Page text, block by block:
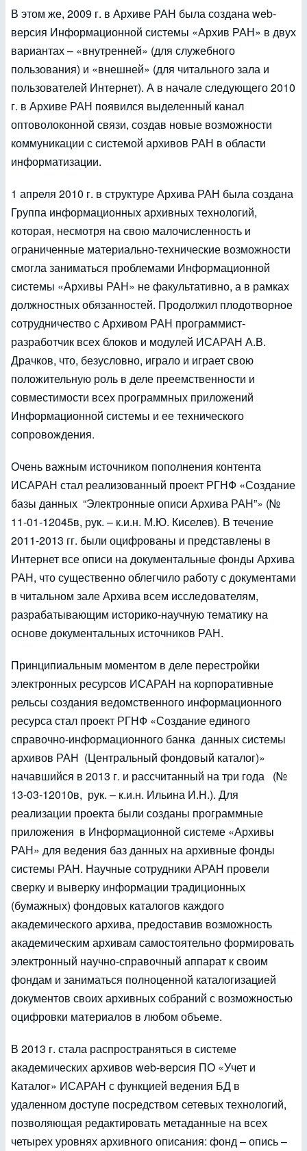
В этом же, 2009 г. в Архиве РАН была создана web-
версия Информационной системы «Архив РАН» в двух
вариантах – «внутренней» (для служебного
пользования) и «внешней» (для читального зала и
пользователей Интернет). А в начале следующего 2010
г. в Архиве РАН появился выделенный канал
оптоволоконной связи, создав новые возможности
коммуникации с системой архивов РАН в области
информатизации.
1 апреля 2010 г. в структуре Архива РАН была создана
Группа информационных архивных технологий,
которая, несмотря на свою малочисленность и
ограниченные материально-технические возможности
смогла заниматься проблемами Информационной
системы «Архивы РАН» не факультативно, а в рамках
должностных обязанностей. Продолжил плодотворное
сотрудничество с Архивом РАН программист-
разработчик всех блоков и модулей ИСАРАН А.В.
Драчков, что, безусловно, играло и играет свою
положительную роль в деле преемственности и
совместимости всех программных приложений
Информационной системы и ее технического
сопровождения.
Очень важным источником пополнения контента
ИСАРАН стал реализованный проект РГНФ «Создание
базы данных “Электронные описи Архива РАН”» (№
11-01-12045в, рук. – к.и.н. М.Ю. Киселев). В течение
2011-2013 гг. были оцифрованы и представлены в
Интернет все описи на документальные фонды Архива
РАН, что существенно облегчило работу с документами
в читальном зале Архива всем исследователям,
разрабатывающим историко-научную тематику на
основе документальных источников РАН.
Принципиальным моментом в деле перестройки
электронных ресурсов ИСАРАН на корпоративные
рельсы создания ведомственного информационного
ресурса стал проект РГНФ «Создание единого
справочно-информационного банка данных системы
архивов РАН (Центральный фондовый каталог)»
начавшийся в 2013 г. и рассчитанный на три года (№
13-03-12010в, рук. – к.и.н. Ильина И.Н.). Для
реализации проекта были созданы программные
приложения в Информационной системе «Архивы
РАН» для ведения баз данных на архивные фонды
системы РАН. Научные сотрудники АРАН провели
сверку и выверку информации традиционных
(бумажных) фондовых каталогов каждого
академического архива, предоставив возможность
академическим архивам самостоятельно формировать
электронный научно-справочный аппарат к своим
фондам и заниматься полноценной каталогизацией
документов своих архивных собраний с возможностью
оцифровки материалов в любом объеме.
В 2013 г. стала распространяться в системе
академических архивов web-версия ПО «Учет и
Каталог» ИСАРАН с функцией ведения БД в
удаленном доступе посредством сетевых технологий,
позволяющая редактировать метаданные на всех
четырех уровнях архивного описания: фонд – опись –